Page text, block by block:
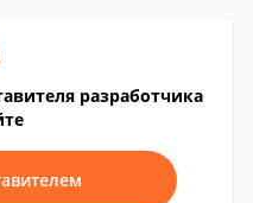
разработчика